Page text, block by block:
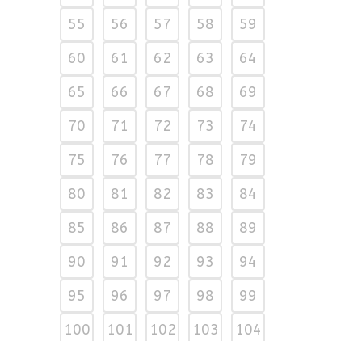
55
56 57 58
59
60
61 62 63
64
65
66 67 68
69
70
71 72 73
74
75
76 77 78
79
80
81 82 83
84
85
86 87 88
89
90
91 92 93
94
95
96 97 98
99
100
101 102 103
104